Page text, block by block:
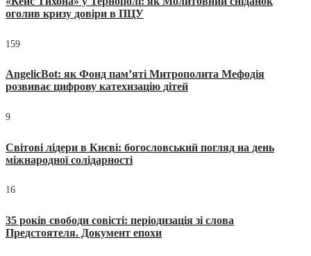
оголив кризу довіри в ПЦУ
159
AngelicBot: як Фонд пам’яті Митрополита Мефодія
розвиває цифрову катехизацію дітей
9
Світові лідери в Києві: богословський погляд на день
міжнародної солідарності
16
35 років свободи совісті: періодизація зі слова
Предстоятеля. Документ епохи